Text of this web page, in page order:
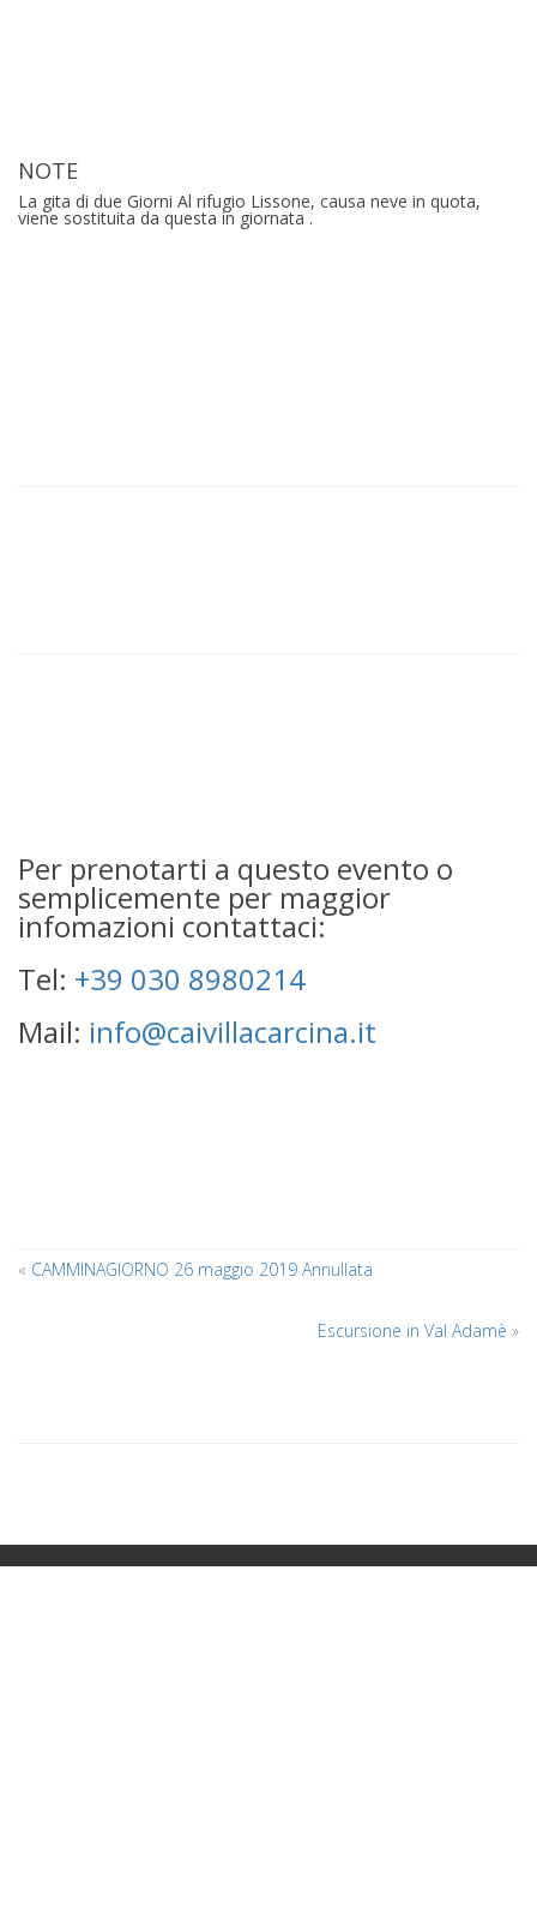
NOTE
La gita di due Giorni Al rifugio Lissone, causa neve in quota,
viene sostituita da questa in giornata .
Per prenotarti a questo evento o
semplicemente per maggior
infomazioni contattaci:
Tel: +39 030 8980214
Mail: info@caivillacarcina.it
« CAMMINAGIORNO 26 maggio 2019 Annullata
Escursione in Val Adamè »